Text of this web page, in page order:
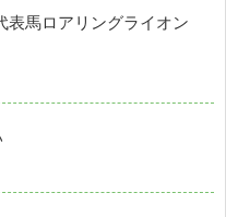
表馬ロアリングライオン